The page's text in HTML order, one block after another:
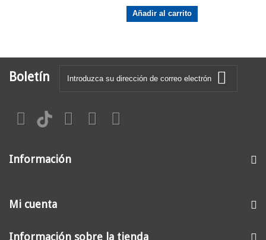
Añadir al carrito
Boletín
Información
Mi cuenta
Información sobre la tienda